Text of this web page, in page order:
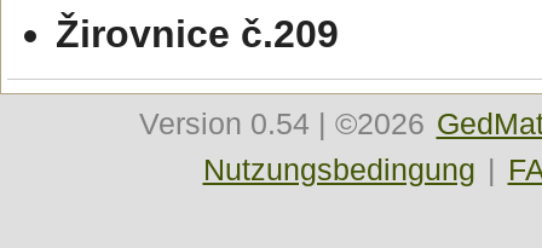
Žirovnice č.209
Version 0.54 | ©2026
Nutzungsbedingung |